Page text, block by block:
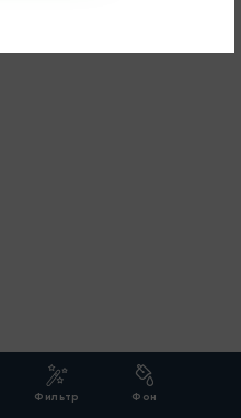
Фильтр Фон